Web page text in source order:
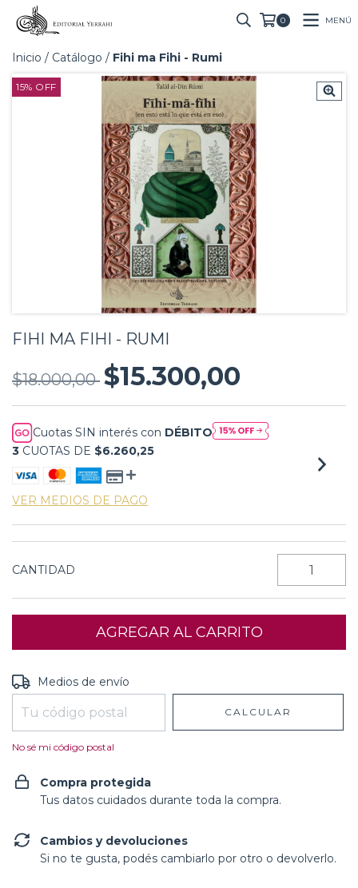
0 MENÚ
Inicio / Catálogo / Fihi ma Fihi - Rumi
15% OFF
FIHI MA FIHI - RUMI
$18.000,00 $15.300,00
Cuotas SIN interés con DÉBITO
3 CUOTAS DE $6.260,25
VER MEDIOS DE PAGO
CANTIDAD
Entregas para el CP:
Medios de envío
CALCULAR
No sé mi código postal
Compra protegida
Tus datos cuidados durante toda la compra.
Cambios y devoluciones
Si no te gusta, podés cambiarlo por otro o devolverlo.